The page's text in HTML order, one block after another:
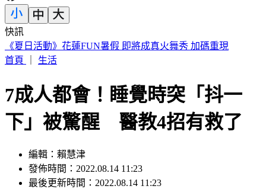
快訊
188萬《龍藏經》賣掉了！大戶不甩7折 店員爆「付現買原
價」
7成人都會！睡覺時突「抖一
下」被驚醒 醫教4招有救了
編輯：賴慧津
發佈時間：2022.08.14 11:23